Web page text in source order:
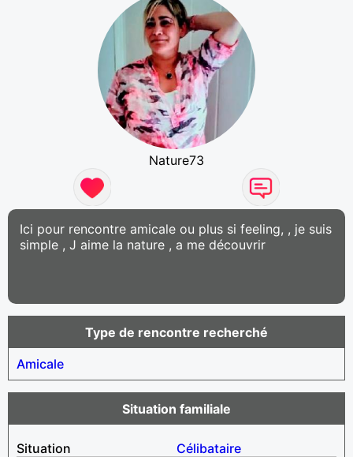
Nature73
Ici pour rencontre amicale ou plus si feeling, , je suis
simple , J aime la nature , a me découvrir
Type de rencontre recherché
Amicale
Situation familiale
Situation
Célibataire